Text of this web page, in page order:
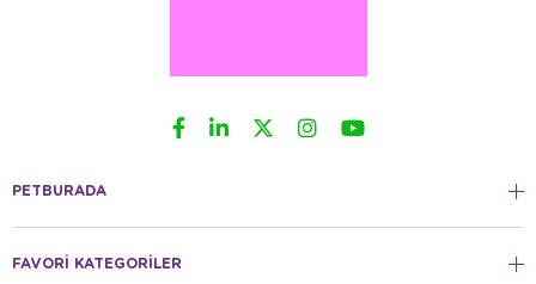
PETBURADA
FAVORİ KATEGORİLER